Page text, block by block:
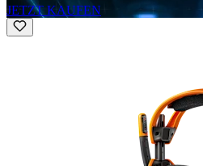
JETZT KAUFEN